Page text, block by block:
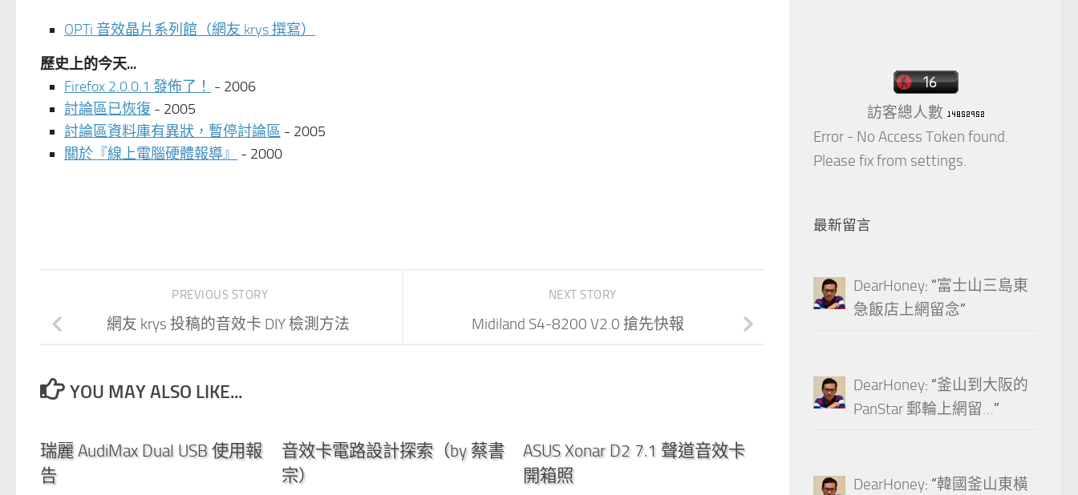
OPTi 音效晶片系列館（網友 krys 撰寫）
歷史上的今天...
Firefox 2.0.0.1 發佈了！ - 2006
討論區已恢復 - 2005
討論區資料庫有異狀，暫停討論區 - 2005
關於『線上電腦硬體報導』
- 2000
NEXT STORY
Midiland S4-8200 V2.0 搶先快報
PREVIOUS STORY
網友 krys 投稿的音效卡 DIY 檢測方法
YOU MAY ALSO LIKE...
瑞麗 AudiMax Dual USB 使用報
告
音效卡電路設計探索（by 蔡書
宗）
ASUS Xonar D2 7.1 聲道音效卡
開箱照
訪客總人數
Error - No Access Token found.
Please fix from settings.
最新留言
DearHoney: “富士山三島東
急飯店上網留念”
DearHoney: “釜山到大阪的
PanStar 郵輪上網留…”
DearHoney: “韓國釜山東橫